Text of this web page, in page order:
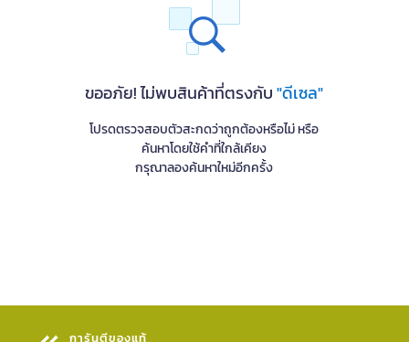
ขออภัย! ไม่พบสินค้าที่ตรงกับ"ดีเซล"
โปรดตรวจสอบตัวสะกดว่าถูกต้องหรือไม่ หรือ
ค้นหาโดยใช้คำที่ใกล้เคียง
กรุณาลองค้นหาใหม่อีกครั้ง
การันตีของแท้